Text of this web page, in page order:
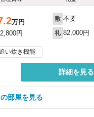
万円
2,800円
敷 不要
礼 82,000円
い炊き機能
詳細を見る
部屋を見る